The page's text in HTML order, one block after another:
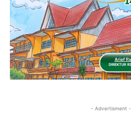
- Advertisment -